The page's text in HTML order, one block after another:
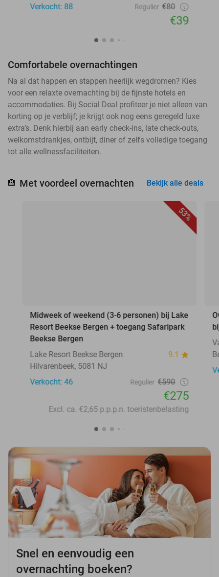
Verkocht: 88
Regulier €80
€39
Comfortabele overnachtingen
Na al dat happen en stappen heerlijk wegdromen? Kies
voor een relaxte overnachting bij de fijnste hotels en
accommodaties. Bij Social Deal profiteer je niet alleen van
korting op je verblijf; je krijgt ook nog eens geregeld luxe
extra’s. Denk hierbij aan early check-ins, late check-outs,
welkomstdrankjes, ontbijt, diner of zelfs volledige toegang
tot alle wellnessfaciliteiten.
🏨 Met voordeel overnachten Bekijk alle deals
53%
Midweek of weekend (3-6 personen) bij Lake
Resort Beekse Bergen + toegang Safaripark
Beekse Bergen
Lake Resort Beekse Bergen
9.1
Hilvarenbeek, 5081 NJ
Verkocht: 46
Regulier €590
€275
Excl. ca. €2,65 p.p.p.n. toeristenbelasting
Snel en eenvoudig een
overnachting boeken?